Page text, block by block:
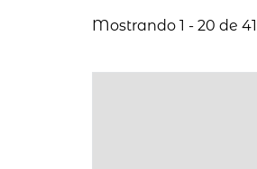
Mostrando 1 - 20 de 41